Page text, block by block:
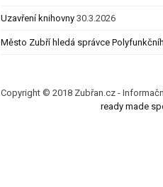
Uzavření knihovny 30.3.2026
Město Zubří hledá správce
Copyright © 2018 Zubřan.cz -
ready made